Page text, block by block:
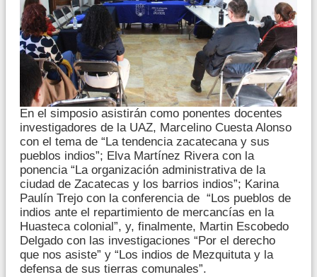
En el simposio asistirán como ponentes docentes
investigadores de la UAZ, Marcelino Cuesta Alonso
con el tema de “La tendencia zacatecana y sus
pueblos indios”; Elva Martínez Rivera con la
ponencia “La organización administrativa de la
ciudad de Zacatecas y los barrios indios”; Karina
Paulín Trejo con la conferencia de “Los pueblos de
indios ante el repartimiento de mercancías en la
Huasteca colonial”, y, finalmente, Martin Escobedo
Delgado con las investigaciones “Por el derecho
que nos asiste” y “Los indios de Mezquituta y la
defensa de sus tierras comunales”.